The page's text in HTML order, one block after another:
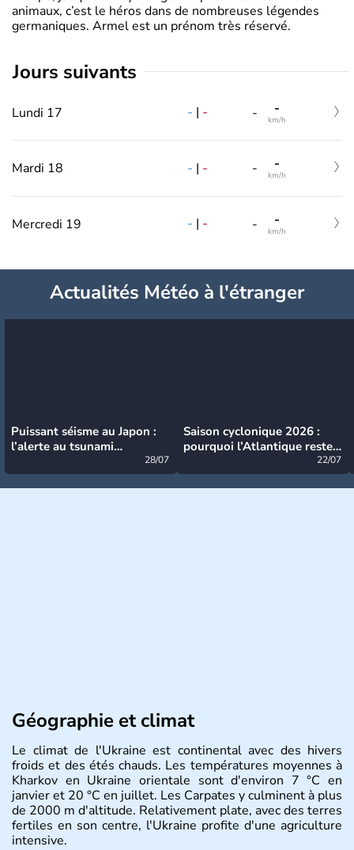
animaux, c’est le héros dans de nombreuses légendes
germaniques. Armel est un prénom très réservé.
jours suivants
Lundi 17 - | - - -
km/h
Mardi 18 - | - - -
km/h
Mercredi 19 - | - - -
km/h
Actualités Météo à l'étranger
Puissant séisme au Japon :
l’alerte au tsunami
28/07
Saison cyclonique 2026 :
pourquoi l’Atlantique reste
22/07
Géographie et climat
Le climat de l'Ukraine est continental avec des hivers
froids et des étés chauds. Les températures moyennes à
Kharkov en Ukraine orientale sont d'environ 7 °C en
janvier et 20 °C en juillet. Les Carpates y culminent à plus
de 2000 m d'altitude. Relativement plate, avec des terres
fertiles en son centre, l'Ukraine profite d'une agriculture
intensive.